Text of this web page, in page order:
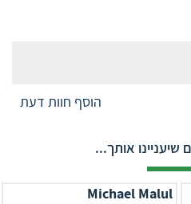
הוסף חוות דעת
שיעניינו אותך...
Michael Malul